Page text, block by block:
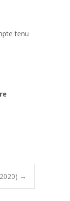
tenu
→